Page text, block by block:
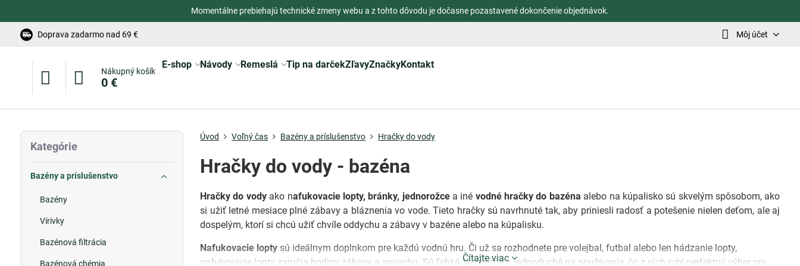
Momentálne prebiehajú technické zmeny webu a z tohto dôvodu je dočasne pozastavené dokončenie objednávok.
Doprava zadarmo nad 69 € Môj účet
Nákupný košík
0 €
E-shop Návody Remeslá Tip na darčekZľavyZnačkyKontakt
Úvod Voľný čas Bazény a príslušenstvo Hračky do vody
Hračky do vody - bazéna
Hračky do vodyako nafukovacie lopty, bránky, jednorožcea iné vodné hračky do bazéna alebo na kúpalisko sú skvelým spôsobom, ako
si užiť letné mesiace plné zábavy a bláznenia vo vode. Tieto hračky sú navrhnuté tak, aby priniesli radosť a potešenie nielen deťom, ale aj
dospelým, ktorí si chcú užiť chvíle oddychu a zábavy v bazéne alebo na kúpalisku.
Nafukovacie lopty sú ideálnym doplnkom pre každú vodnú hru. Či už sa rozhodnete pre volejbal, futbal alebo len hádzanie lopty,
nafukovacie lopty zaručia hodiny zábavy a smiechu. Sú ľahké, bezpečné a jednoduché na používanie, čo z nich robí perfektný výber pre
Čítajte viac
Kategórie
Bazény a príslušenstvo
Bazény
Vírivky
Bazénová filtrácia
Bazénová chémia